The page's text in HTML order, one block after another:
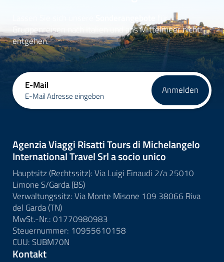
für
Gruppenreisen nach Italien und ans Mittelmeer nicht
entgehen.
E-Mail
E-Mail Adresse eingeben Anmelden
Agenzia Viaggi Risatti Tours di Michelangelo
International Travel Srl a socio unico
Hauptsitz (Rechtssitz): Via Luigi Einaudi 2/a 25010
Limone S/Garda (BS)
Verwaltungssitz: Via Monte Misone 109 38066 Riva
del Garda (TN)
MwSt.-Nr.: 01770980983
Steuernummer: 10955610158
CUU: SUBM70N
Kontakt